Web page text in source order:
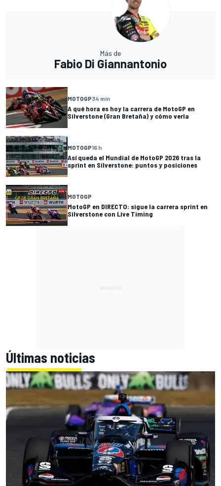
Más de
Fabio Di Giannantonio
MOTOGP34 min
A qué hora es hoy la carrera de MotoGP en
Silverstone (Gran Bretaña) y cómo verla
MOTOGP16 h
Así queda el Mundial de MotoGP 2026 tras la
sprint en Silverstone: puntos y posiciones
MOTOGP
MotoGP en DIRECTO: sigue la carrera sprint en
Silverstone con Live Timing
Últimas noticias